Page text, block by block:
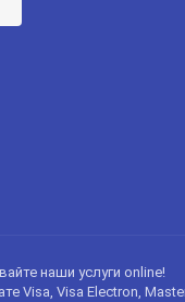
наши услуги online!
Visa, Visa Electron,